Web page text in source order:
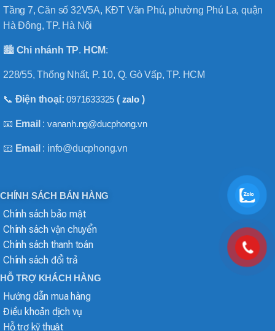
Tầng 7, Căn số 32V5A, KĐT Văn Phú, phường Phú La, quận
Hà Đông, TP. Hà Nội
🏙️ Chi nhánh TP. HCM:
228/55, Thống Nhất, P. 10, Q. Gò Vấp, TP. HCM
📞 Điện thoại:0971633325 ( zalo)
📧 Email :vananh.ng@ducphong.vn
📧 Email : info@ducphong.vn
CHÍNH SÁCH BÁN HÀNG
Chính sách bảo mật
Chính sách vận chuyển
Chính sách thanh toán
Chính sách đổi trả
HỖ TRỢ KHÁCH HÀNG
Hướng dẫn mua hàng
Điều khoản dịch vụ
Hỗ trợ kỹ thuật